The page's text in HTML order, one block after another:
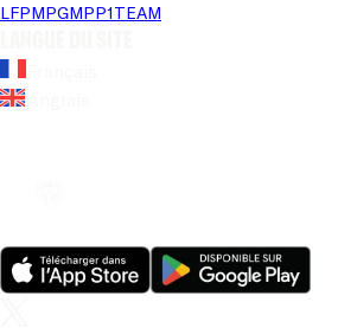
LFPMPGMPP1TEAM